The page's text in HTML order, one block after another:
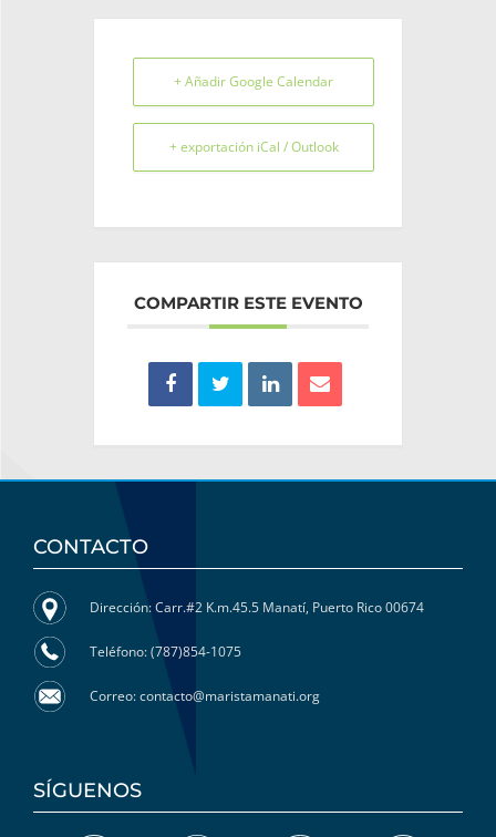
+ Añadir Google Calendar
+ exportación iCal / Outlook
COMPARTIR ESTE EVENTO
CONTACTO
Dirección: Carr.#2 K.m.45.5 Manatí, Puerto Rico 00674
Teléfono: (787)854-1075
Correo: contacto@maristamanati.org
SÍGUENOS